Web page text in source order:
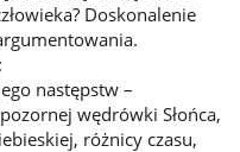
Doskonalenie
następstw –
wędrówki Słońca,
różnicy czasu,